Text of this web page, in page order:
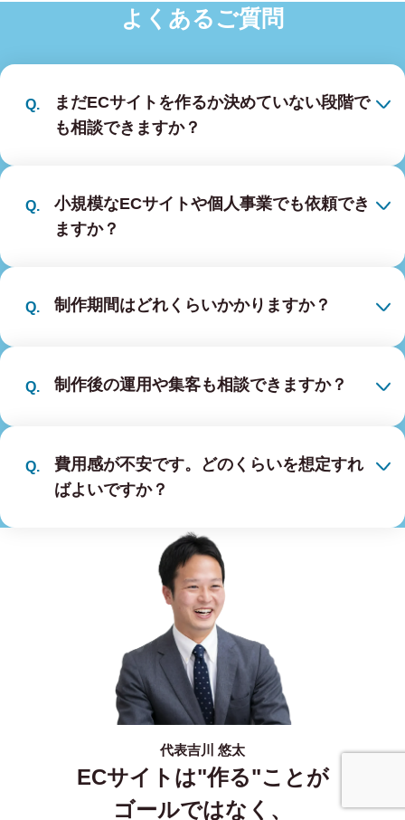
よくあるご質問
まだECサイトを作るか決めていない段階で
も相談できますか？
小規模なECサイトや個人事業でも依頼でき
ますか？
制作期間はどれくらいかかりますか？
制作後の運用や集客も相談できますか？
費用感が不安です。どのくらいを想定すれ
ばよいですか？
代表吉川 悠太
ECサイトは"作る"ことが
ゴールではなく、